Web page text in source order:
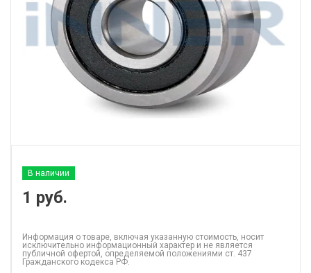
В наличии
1 руб.
Информация о товаре, включая указанную стоимость, носит
исключительно информационный характер и не является
публичной офертой, определяемой положениями ст. 437
Гражданского кодекса РФ.